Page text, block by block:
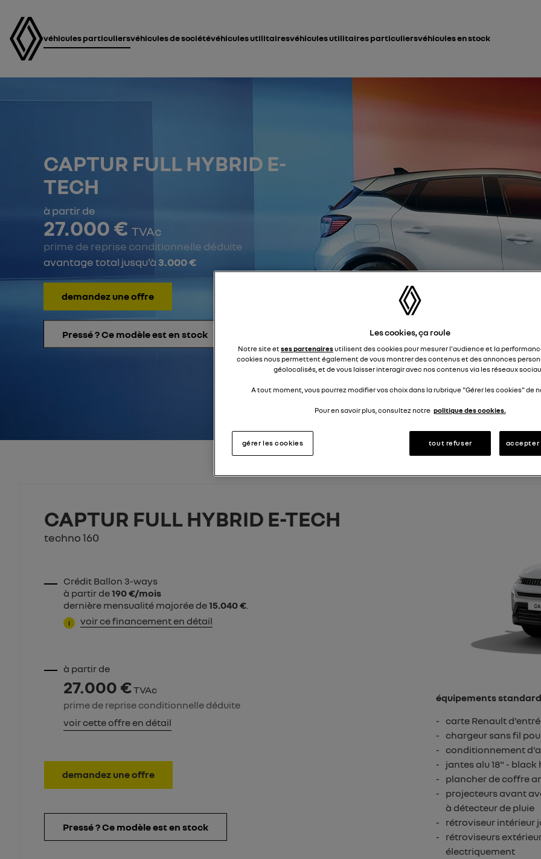
véhicules particuliersvéhicules de sociétévéhicules utilitairesvéhicules utilitaires particuliersvéhicules en stock
CAPTUR FULL HYBRID E-
TECH
à partir de
27.000 € TVAc
prime de reprise conditionnelle déduite
avantage total jusqu'à 3.000 €
demandez une offre
Pressé ? Ce modèle est en stock
CAPTUR FULL HYBRID E-TECH
techno 160
Crédit Ballon 3-ways
à partir de190 €/mois
dernière mensualité majorée de15.040 €.
i voir ce financement en détail
à partir de
27.000 €TVAc
prime de reprise conditionnelle déduite
voir cette offre en détail
demandez une offre
Pressé ? Ce modèle est en stock
équipements
carte Renault
chargeur sans fil
conditionnement
jantes alu 18" - black
plancher de coffre
projecteurs avant
à détecteur de pluie
rétroviseur intérieur
rétroviseurs
électriquement
Les cookies, ça roule
Notre site etses partenairesutilisent des cookies pour mesurer l'audience et la
cookies nous permettent également de vous montrer des contenus et des annonces
géolocalisés, et de vous laisser interagir avec nos contenus via les réseaux
A tout moment, vous pourrez modifier vos choix dans la rubrique "Gérer les cookies" de
Pour en savoir plus, consultez notre politique des cookies.
gérer les cookies tout refuser accepter